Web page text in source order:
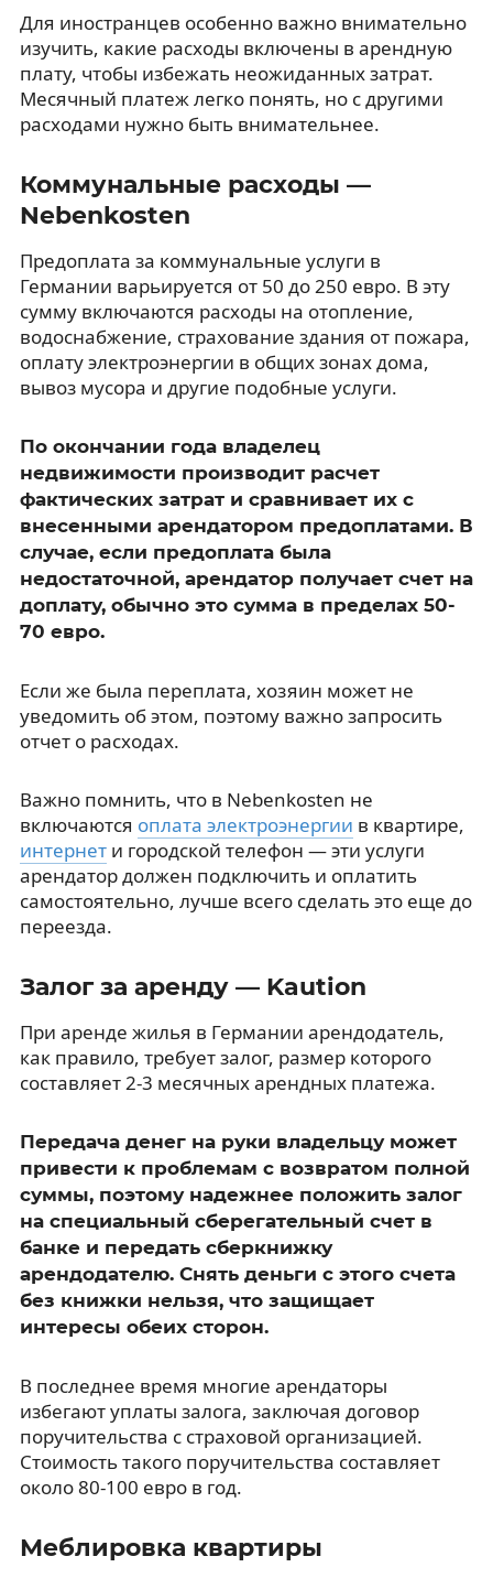
Для иностранцев особенно важно внимательно
изучить, какие расходы включены в арендную
плату, чтобы избежать неожиданных затрат.
Месячный платеж легко понять, но с другими
расходами нужно быть внимательнее.
Коммунальные расходы —
Nebenkosten
Предоплата за коммунальные услуги в
Германии варьируется от 50 до 250 евро. В эту
сумму включаются расходы на отопление,
водоснабжение, страхование здания от пожара,
оплату электроэнергии в общих зонах дома,
вывоз мусора и другие подобные услуги.
По окончании года владелец
недвижимости производит расчет
фактических затрат и сравнивает их с
внесенными арендатором предоплатами. В
случае, если предоплата была
недостаточной, арендатор получает счет на
доплату, обычно это сумма в пределах 50-
70 евро.
Если же была переплата, хозяин может не
уведомить об этом, поэтому важно запросить
отчет о расходах.
Важно помнить, что в Nebenkosten не
включаются оплата электроэнергии в квартире,
интернети городской телефон — эти услуги
арендатор должен подключить и оплатить
самостоятельно, лучше всего сделать это еще до
переезда.
Залог за аренду — Kaution
При аренде жилья в Германии арендодатель,
как правило, требует залог, размер которого
составляет 2-3 месячных арендных платежа.
Передача денег на руки владельцу может
привести к проблемам с возвратом полной
суммы, поэтому надежнее положить залог
на специальный сберегательный счет в
банке и передать сберкнижку
арендодателю. Снять деньги с этого счета
без книжки нельзя, что защищает
интересы обеих сторон.
В последнее время многие арендаторы
избегают уплаты залога, заключая договор
поручительства с страховой организацией.
Стоимость такого поручительства составляет
около 80-100 евро в год.
Меблировка квартиры